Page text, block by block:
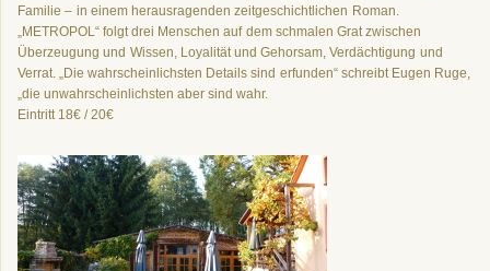
Familie – in einem herausragenden zeitgeschichtlichen Roman.
„METROPOL“ folgt drei Menschen auf dem schmalen Grat zwischen
Überzeugung und Wissen, Loyalität und Gehorsam, Verdächtigung und
Verrat. „Die wahrscheinlichsten Details sind erfunden“ schreibt Eugen Ruge,
„die unwahrscheinlichsten aber sind wahr.
Eintritt 18€ / 20€